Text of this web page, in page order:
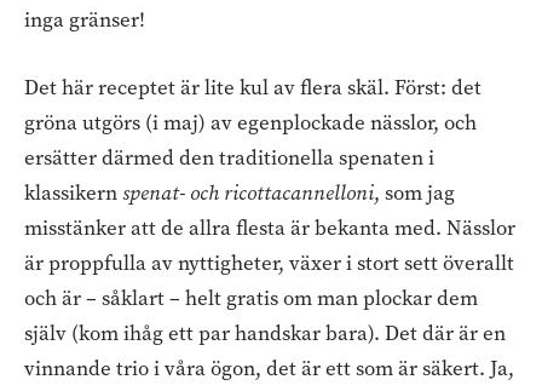
inga gränser!
Det här receptet är lite kul av flera skäl. Först: det
gröna utgörs (i maj) av egenplockade nässlor, och
ersätter därmed den traditionella spenaten i
klassikernspenat- och ricottacannelloni, som jag
misstänker att de allra flesta är bekanta med. Nässlor
är proppfulla av nyttigheter, växer i stort sett överallt
och är – såklart – helt gratis om man plockar dem
själv (kom ihåg ett par handskar bara). Det där är en
vinnande trio i våra ögon, det är ett som är säkert. Ja,